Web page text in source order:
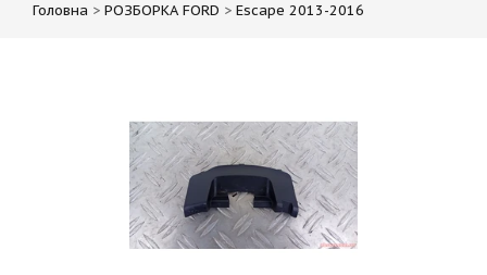
Головна > РОЗБОРКА FORD > Escape 2013-2016